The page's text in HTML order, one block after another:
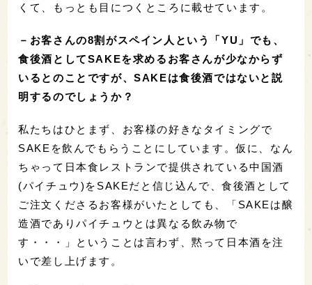
くて、もっとも目につくところに載せています。
－お客さんの8割がスペイン人という「YU」でも、
食後酒としてSAKEを求めるお客さんが少なからず
いるとのことですが、SAKEは食後酒ではないと説
明するのでしょうか？
私たちはひとまず、お客様の好きなタイミングで
SAKEを飲んでもらうことにしています。仮に、なん
ちゃって日本食レストランで提供されている中国酒
(パイチュウ)をSAKEだと信じ込んで、食後酒として
ご注文くださるお客様がいたとしても、「SAKEは醸
造酒でありパイチュウとは異なる飲み物で
す・・・」ということは言わず、黙って日本酒を注
いで差し上げます。